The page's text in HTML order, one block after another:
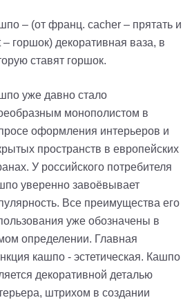
– (от франц. cacher – прятать и
– горшок) декоративная ваза, в
ставят горшок.
уже давно стало
монополистом в
оформления интерьеров и
пространств в европейских
У российского потребителя
уверенно завоёвывает
Все преимущества его
уже обозначены в
определении. Главная
кашпо - эстетическая. Кашпо
декоративной деталью
штрихом в создании